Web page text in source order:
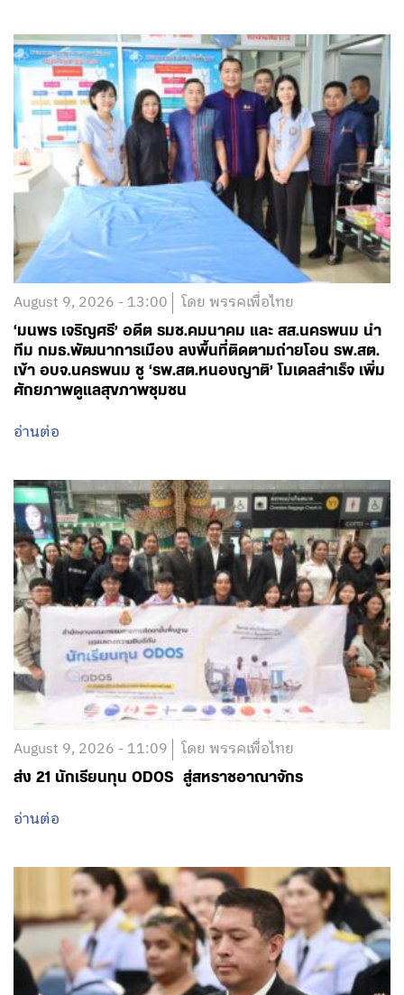
August 9, 2026 - 13:00 โดย พรรคเพื่อไทย
‘มนพร เจริญศรี’ อดีต รมช.คมนาคม และ สส.นครพนม นำ
ทีม กมธ.พัฒนาการเมือง ลงพื้นที่ติดตามถ่ายโอน รพ.สต.
เข้า อบจ.นครพนม ชู ‘รพ.สต.หนองญาติ’ โมเดลสำเร็จ เพิ่ม
ศักยภาพดูแลสุขภาพชุมชน
อ่านต่อ
August 9, 2026 - 11:09 โดย พรรคเพื่อไทย
ส่ง 21 นักเรียนทุน ODOS สู่สหราชอาณาจักร
อ่านต่อ